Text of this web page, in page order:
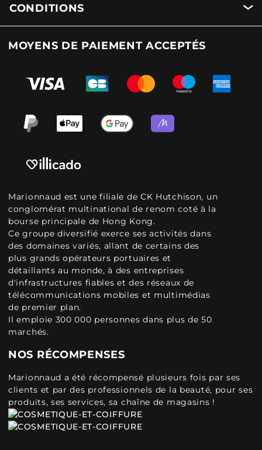
CONDITIONS
MOYENS DE PAIEMENT ACCEPTÉS
Marionnaud est une filiale de CK Hutchison, un
conglomérat multinational de renom coté à la
bourse principale de Hong Kong.
Ce groupe diversifié exerce ses activités dans
des domaines variés, allant de certains des
plus grands opérateurs portuaires et
détaillants au monde, à des entreprises
d'infrastructures fiables et des réseaux de
télécommunications mobiles et multimédias
de premier plan.
Il emploie 300 000 personnes dans plus de 50
marchés.
NOS RÉCOMPENSES
Marionnaud a été récompensé plusieurs fois par ses
clients et par des professionnels de la beauté, pour ses
produits, ses services, sa chaîne de magasins !